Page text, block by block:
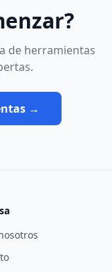
de herramientas
→